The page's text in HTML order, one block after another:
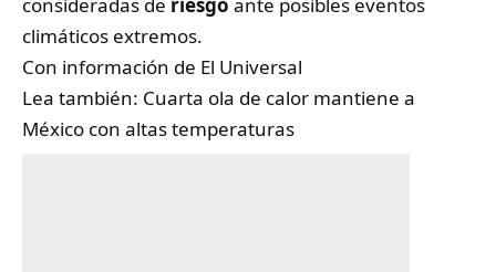
climáticos extremos.
Con información de El Universal
Lea también: Cuarta ola de calor mantiene a
México con altas temperaturas